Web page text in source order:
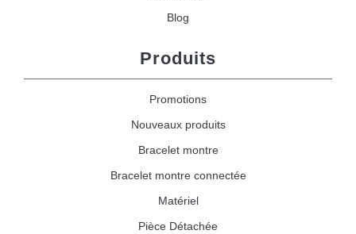
Blog
Produits
Promotions
Nouveaux produits
Bracelet montre
Bracelet montre connectée
Matériel
Pièce Détachée